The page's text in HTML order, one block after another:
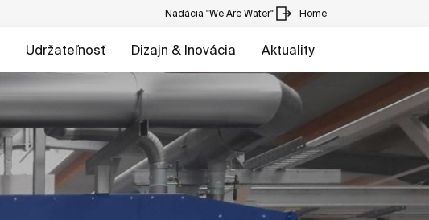
Nadácia "We Are Water" Home
Udržateľnosť Dizajn & Inovácia Aktuality